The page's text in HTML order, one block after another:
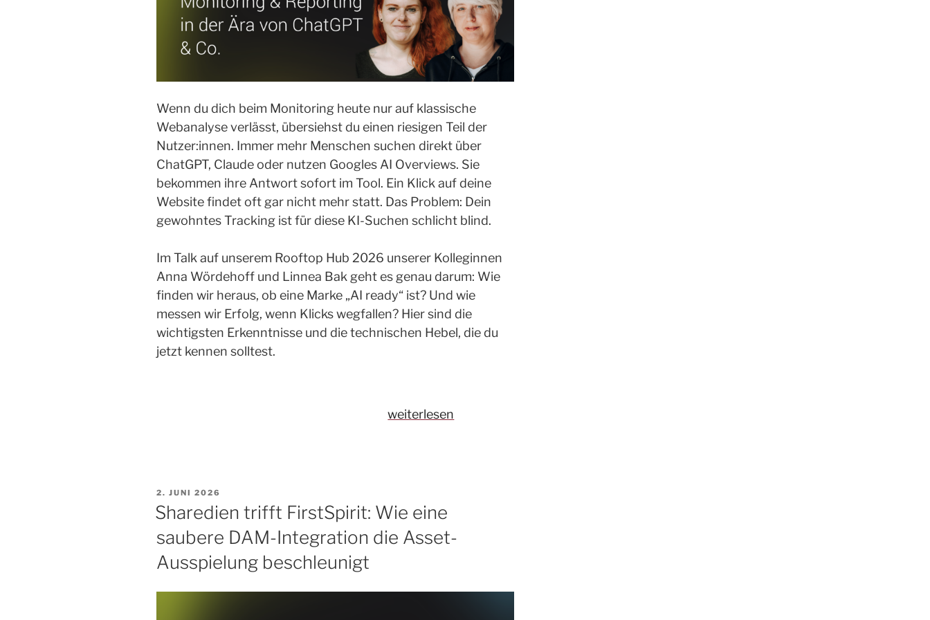
Wenn du dich beim Monitoring heute nur auf klassische
Webanalyse verlässt, übersiehst du einen riesigen Teil der
Nutzer:innen. Immer mehr Menschen suchen direkt über
ChatGPT, Claude oder nutzen Googles AI Overviews. Sie
bekommen ihre Antwort sofort im Tool. Ein Klick auf deine
Website findet oft gar nicht mehr statt. Das Problem: Dein
gewohntes Tracking ist für diese KI-Suchen schlicht blind.
Im Talk auf unserem Rooftop Hub 2026 unserer Kolleginnen
Anna Wördehoff und Linnea Bak geht es genau darum: Wie
finden wir heraus, ob eine Marke „AI ready“ ist? Und wie
messen wir Erfolg, wenn Klicks wegfallen? Hier sind die
wichtigsten Erkenntnisse und die technischen Hebel, die du
jetzt kennen solltest.
„Bin
&
in
weiterlesen
VERÖFFENTLICHT
AM
2. JUNI 2026
Sharedien trifft FirstSpirit: Wie eine
saubere DAM-Integration die Asset-
Ausspielung beschleunigt